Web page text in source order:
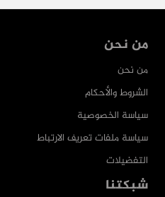
من نحن
من نحن
الشروط والأحكام
سياسة الخصوصية
سياسة ملفات تعريف الارتباط
التفضيلات
شبكتنا